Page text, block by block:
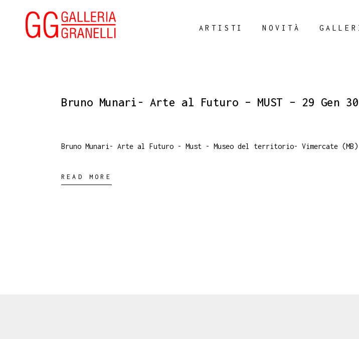
ARTISTI NOVITÀ
Bruno Munari- Arte al Futuro – MUST – 29 Gen
Bruno Munari- Arte al Futuro - Must - Museo del territorio- Vimercate (MB)
READ MORE